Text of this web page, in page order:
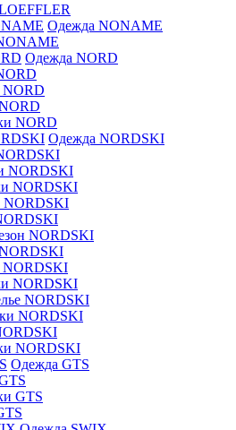
Одежда NONAME
Одежда NORD
NORD
Одежда NORDSKI
NORDSKI
NORDSKI
NORDSKI
NORDSKI
NORDSKI
NORDSKI
NORDSKI
Одежда GTS
GTS